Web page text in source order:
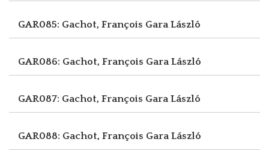
GAR085: Gachot, François Gara László
GAR086: Gachot, François Gara László
GAR087: Gachot, François Gara László
GAR088: Gachot, François Gara László